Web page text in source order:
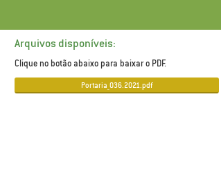
Arquivos disponíveis:
Clique no botão abaixo para baixar o PDF.
Portaria_036.2021.pdf